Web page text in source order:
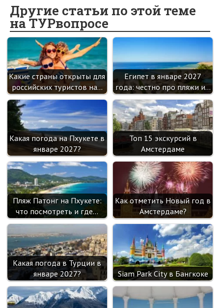
o
o
k
o
kl
as
sn
ik
i
er dI
n
es
t
a
m
Другие статьи по этой теме
на ТУРвопросе
Какие страны открыты для
российских туристов на…
Египет в январе 2027
года: честно про пляжи и…
Какая погода на Пхукете в
январе 2027?
Топ 15 экскурсий в
Амстердаме
Пляж Патонг на Пхукете:
что посмотреть и где…
Как отметить Новый год в
Амстердаме?
Какая погода в Турции в
январе 2027?
Siam Park City в Бангкоке